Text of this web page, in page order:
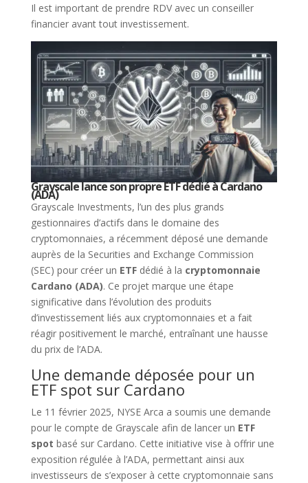
Il est important de prendre RDV avec un conseiller
financier avant tout investissement.
Grayscale lance son propre ETF dédié à Cardano
(ADA)
Grayscale Investments, l’un des plus grands
gestionnaires d’actifs dans le domaine des
cryptomonnaies, a récemment déposé une demande
auprès de la Securities and Exchange Commission
(SEC) pour créer un ETFdédié à la cryptomonnaie
Cardano (ADA). Ce projet marque une étape
significative dans l’évolution des produits
d’investissement liés aux cryptomonnaies et a fait
réagir positivement le marché, entraînant une hausse
du prix de l’ADA.
Une demande déposée pour un
ETF spot sur Cardano
Le 11 février 2025, NYSE Arca a soumis une demande
pour le compte de Grayscale afin de lancer un ETF
spot basé sur Cardano. Cette initiative vise à offrir une
exposition régulée à l’ADA, permettant ainsi aux
investisseurs de s’exposer à cette cryptomonnaie sans